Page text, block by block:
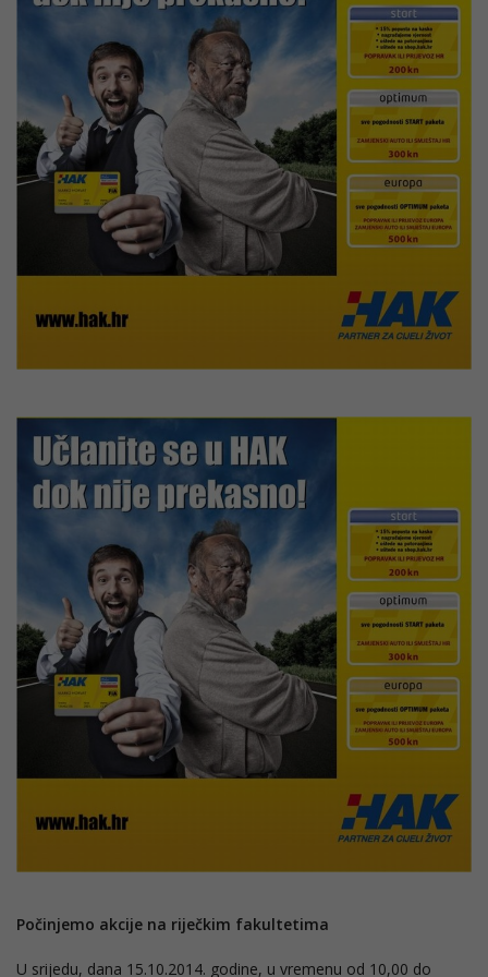
Počinjemo akcije na riječkim fakultetima
U srijedu, dana 15.10.2014. godine, u vremenu od 10,00 do